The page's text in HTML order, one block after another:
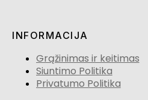
INFORMACIJA
Grąžinimas ir keitimas
Siuntimo Politika
Privatumo Politika